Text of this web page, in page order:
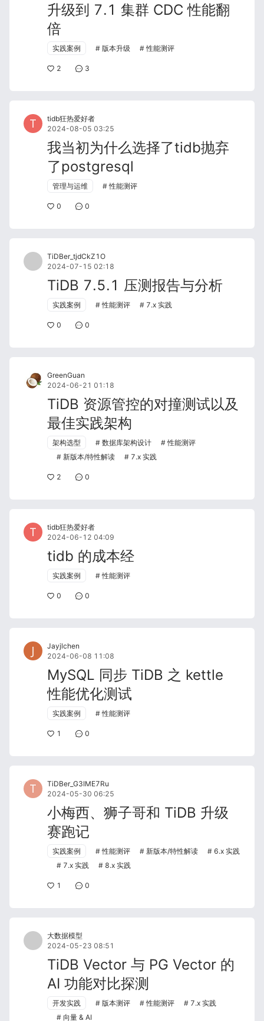
升级到 7.1 集群 CDC 性能翻
倍
实践案例 版本升级 性能测评
2 3
tidb狂热爱好者
2024-08-05 03:25
我当初为什么选择了tidb抛弃
了postgresql
管理与运维 性能测评
0 0
TiDBer_tjdCkZ1O
2024-07-15 02:18
TiDB 7.5.1 压测报告与分析
实践案例 性能测评 7.x 实践
0 0
GreenGuan
2024-06-21 01:18
TiDB 资源管控的对撞测试以及
最佳实践架构
架构选型 数据库架构设计
性能测评
新版本/特性解读
7.x 实践
2 0
tidb狂热爱好者
2024-06-12 04:09
tidb 的成本经
实践案例 性能测评
0 0
Jayjlchen
2024-06-08 11:08
MySQL 同步 TiDB 之 kettle
性能优化测试
实践案例 性能测评
1 0
TiDBer_G3IME7Ru
2024-05-30 06:25
小梅西、狮子哥和 TiDB 升级
赛跑记
实践案例 性能测评 新版本/特性解读
6.x 实践
7.x 实践
8.x 实践
1 0
大数据模型
2024-05-23 08:51
TiDB Vector 与 PG Vector 的
AI 功能对比探测
开发实践 版本测评 性能测评
7.x 实践
向量 & AI